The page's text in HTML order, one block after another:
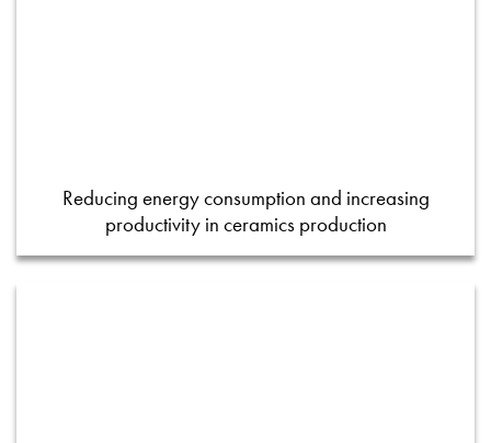
Reducing energy consumption and increasing
productivity in ceramics production